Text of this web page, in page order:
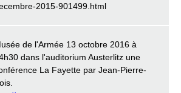
2015-901499.html
de l'Armée 13 octobre 2016 à
dans l'auditorium Austerlitz une
La Fayette par Jean-Pierre-